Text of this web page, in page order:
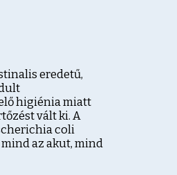
eredetű,
higiénia miatt
vált ki. A
coli
az akut, mind